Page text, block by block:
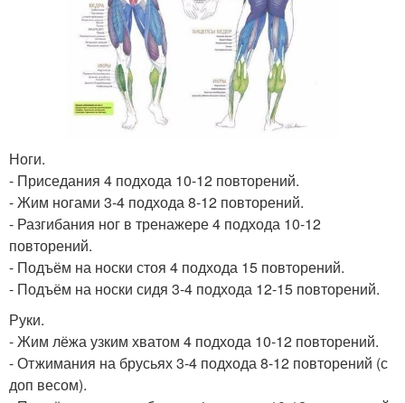
Ноги.
- Приседания 4 подхода 10-12 повторений.
- Жим ногами 3-4 подхода 8-12 повторений.
- Разгибания ног в тренажере 4 подхода 10-12
повторений.
- Подъём на носки стоя 4 подхода 15 повторений.
- Подъём на носки сидя 3-4 подхода 12-15 повторений.
Руки.
- Жим лёжа узким хватом 4 подхода 10-12 повторений.
- Отжимания на брусьях 3-4 подхода 8-12 повторений (с
доп весом).